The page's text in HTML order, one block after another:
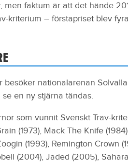
men faktum är att det hände
kriterium – förstapriset blev
besöker nationalarenan
en ny stjärna tändas.
som vunnit Svenskt Trav-
(1973), Mack The Knife
(1993), Remington Crown
(2004), Jaded (2005),